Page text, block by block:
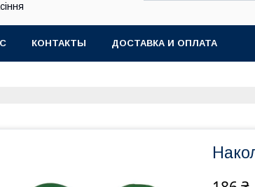
КОНТАКТЫ ДОСТАВКА И ОПЛАТА